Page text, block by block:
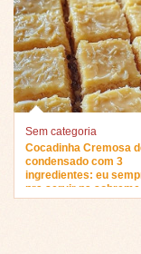
Sem categoria
Cocadinha Cremosa
condensado com 3
ingredientes: eu
pra servir na